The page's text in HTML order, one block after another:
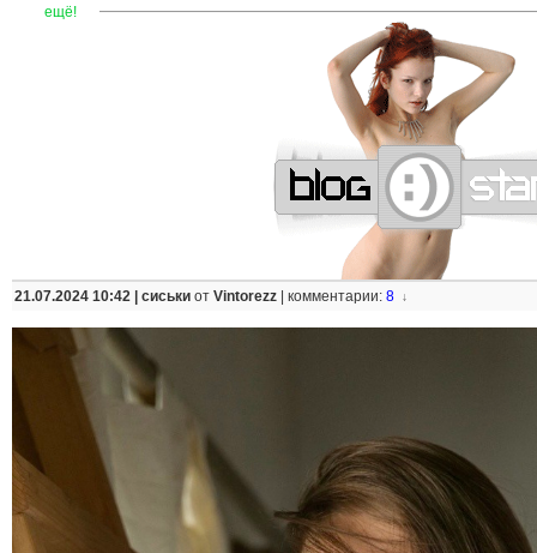
ещё! ——————————————————————
21.07.2024 10:42 | сиськи от Vintorezz комментарии: 8 ↓